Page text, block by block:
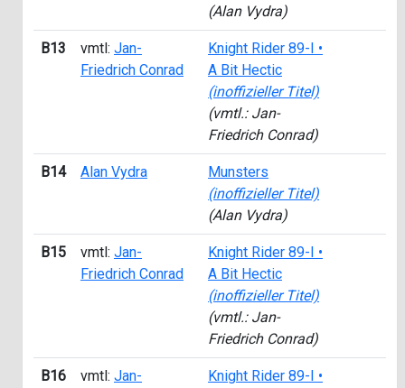
(Alan Vydra)
B13 vmtl: Jan-
Friedrich Conrad
Knight Rider 89-I •
A Bit Hectic
(inoffizieller Titel)
(vmtl.: Jan-
Friedrich Conrad)
B14 Alan Vydra
Munsters
(inoffizieller Titel)
(Alan Vydra)
B15 vmtl: Jan-
Friedrich Conrad
Knight Rider 89-I •
A Bit Hectic
(inoffizieller Titel)
(vmtl.: Jan-
Friedrich Conrad)
B16 vmtl: Jan-
Knight Rider 89-I •